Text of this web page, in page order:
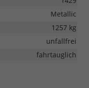
Metallic
1257 kg
unfallfrei
fahrtauglich